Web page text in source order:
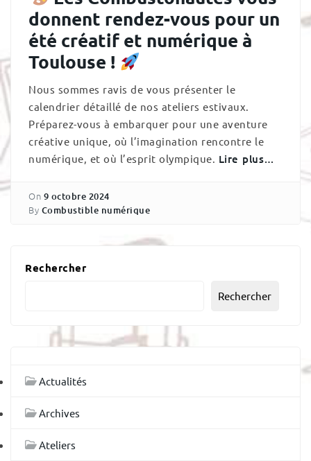
donnent rendez-vous pour un
été créatif et numérique à
Toulouse !
Nous sommes ravis de vous présenter le
calendrier détaillé de nos ateliers estivaux.
Préparez-vous à embarquer pour une aventure
créative unique, où l’imagination rencontre le
numérique, et où l’esprit olympique. Lire plus…
On 9 octobre 2024
By Combustible numérique
Rechercher
Rechercher
Actualités
Archives
Ateliers